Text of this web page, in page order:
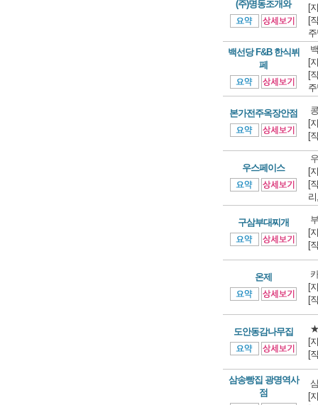
(주)명동조개와
[
[
백선당 F&B 한식뷔
페
[
[
본가전주옥장안점
[
[
우스페이스
[
[
구삼부대찌개
[
[
온제
[
[
도안동감나무집
★
[
[
삼송빵집 광명역사
점
[